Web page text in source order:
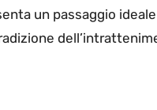
un passaggio